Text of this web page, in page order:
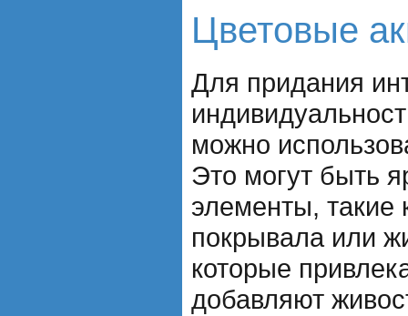
Цветовые
Для придания
можно
Это могут быть
элементы, такие
покрывала или
которые
добавляют